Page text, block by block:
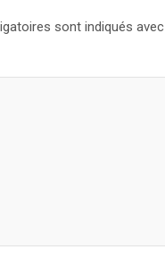
sont indiqués avec